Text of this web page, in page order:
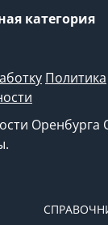
категория
Политика
Оренбурга